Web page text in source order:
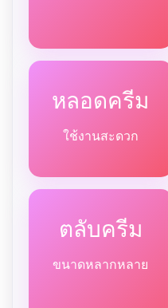
หลอดครีม
ใช้งานสะดวก
ตลับครีม
ขนาดหลากหลาย